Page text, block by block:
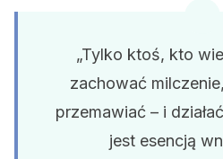
„Tylko ktoś, kto
zachować
przemawiać – i
jest esencją